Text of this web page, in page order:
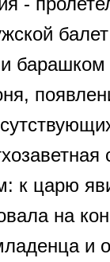
к царю
на
и